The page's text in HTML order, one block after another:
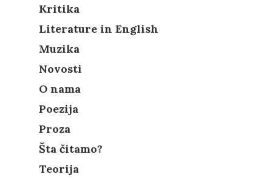
Kritika
Literature in English
Muzika
Novosti
O nama
Poezija
Proza
Šta čitamo?
Teorija